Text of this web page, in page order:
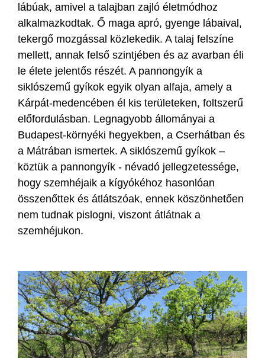
lábúak, amivel a talajban zajló életmódhoz
alkalmazkodtak. Ő maga apró, gyenge lábaival,
tekergő mozgással közlekedik. A talaj felszíne
mellett, annak felső szintjében és az avarban éli
le élete jelentős részét. A pannongyík a
siklószemű gyíkok egyik olyan alfaja, amely a
Kárpát-medencében él kis területeken, foltszerű
előfordulásban. Legnagyobb állományai a
Budapest-környéki hegyekben, a Cserhátban és
a Mátrában ismertek. A siklószemű gyíkok –
köztük a pannongyík - névadó jellegzetessége,
hogy szemhéjaik a kígyókéhoz hasonlóan
összenőttek és átlátszóak, ennek köszönhetően
nem tudnak pislogni, viszont átlátnak a
szemhéjukon.